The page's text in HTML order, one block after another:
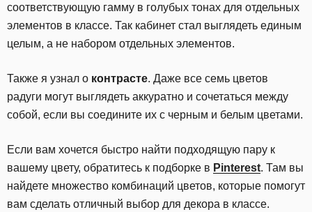
соответствующую гамму в голубых тонах для отдельных
элементов в классе. Так кабинет стал выглядеть единым
целым, а не набором отдельных элементов.
Также я узнал о контрасте. Даже все семь цветов
радуги могут выглядеть аккуратно и сочетаться между
собой, если вы соедините их с черным и белым цветами.
Если вам хочется быстро найти подходящую пару к
вашему цвету, обратитесь к подборке в Pinterest. Там вы
найдете множество комбинаций цветов, которые помогут
вам сделать отличный выбор для декора в классе.